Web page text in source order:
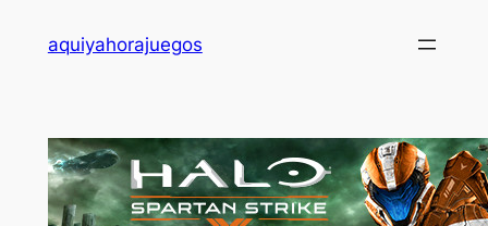
aquiyahorajuegos